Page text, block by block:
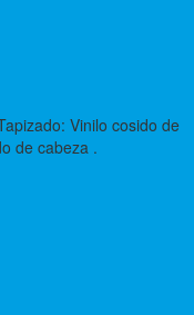
Vinilo cosido de
de cabeza .